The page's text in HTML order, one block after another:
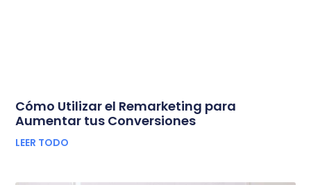
Cómo Utilizar el Remarketing para
Aumentar tus Conversiones
LEER TODO